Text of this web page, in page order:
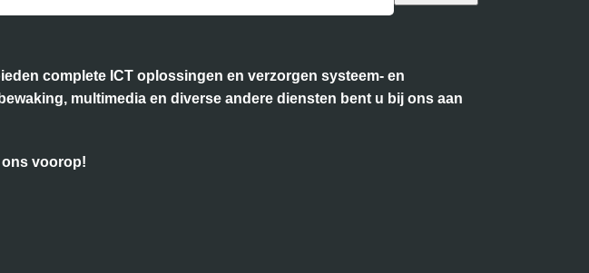
complete ICT oplossingen en verzorgen systeem- en
multimedia en diverse andere diensten bent u bij ons aan
ons voorop!